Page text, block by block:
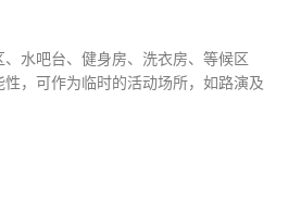
水吧台、健身房、洗衣房、等候区
，可作为临时的活动场所，如路演及